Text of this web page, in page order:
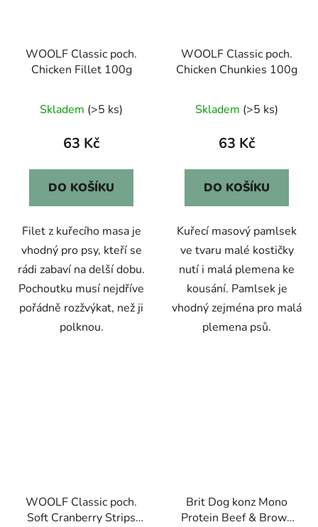
WOOLF Classic poch.
Chicken Fillet 100g
Skladem (>5 ks)
63 Kč
DO KOŠÍKU
Filet z kuřecího masa je
vhodný pro psy, kteří se
rádi zabaví na delší dobu.
Pochoutku musí nejdříve
pořádně rozžvýkat, než ji
polknou.
WOOLF Classic poch.
Chicken Chunkies 100g
Skladem (>5 ks)
63 Kč
DO KOŠÍKU
Kuřecí masový pamlsek
ve tvaru malé kostičky
nutí i malá plemena ke
kousání. Pamlsek je
vhodný zejména pro malá
plemena psů.
WOOLF Classic poch.
Soft Cranberry Strips
Brit Dog konz Mono
Protein Beef & Brown